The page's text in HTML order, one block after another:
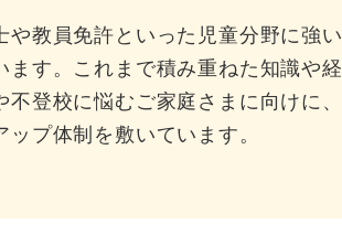
や教員免許といった児童分野に強い
ます。これまで積み重ねた知識や経
登校に悩むご家庭さまに向けに、
プ体制を敷いています。